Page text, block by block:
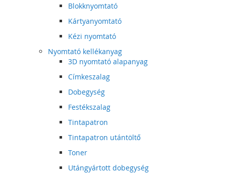
Blokknyomtató
Kártyanyomtató
Kézi nyomtató
Nyomtató kellékanyag
3D nyomtató alapanyag
Címkeszalag
Dobegység
Festékszalag
Tintapatron
Tintapatron utántöltő
Toner
Utángyártott dobegység